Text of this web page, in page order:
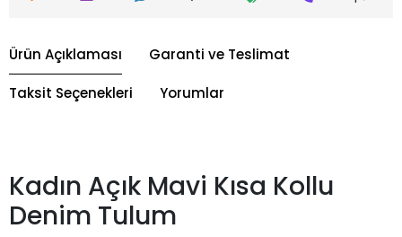
Ürün Açıklaması Garanti ve Teslimat
Taksit Seçenekleri Yorumlar
Kadın Açık Mavi Kısa Kollu
Denim Tulum